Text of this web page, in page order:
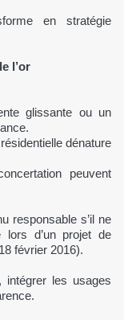
en stratégie
l’or
glissante ou un
dénature
peuvent
responsable s’il ne
lors d’un projet de
février 2016).
intégrer les usages